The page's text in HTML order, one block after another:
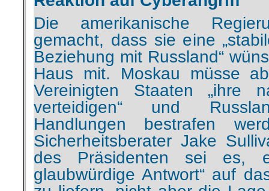
Die amerikanische
gemacht, dass sie eine
Beziehung mit Russland“
Haus mit. Moskau müsse
Vereinigten Staaten „ihre
verteidigen“ und
Handlungen bestrafen
Sicherheitsberater Jake
des Präsidenten sei es,
glaubwürdige Antwort“ auf